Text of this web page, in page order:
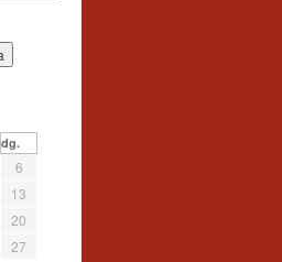
dg.
6
13
20
27